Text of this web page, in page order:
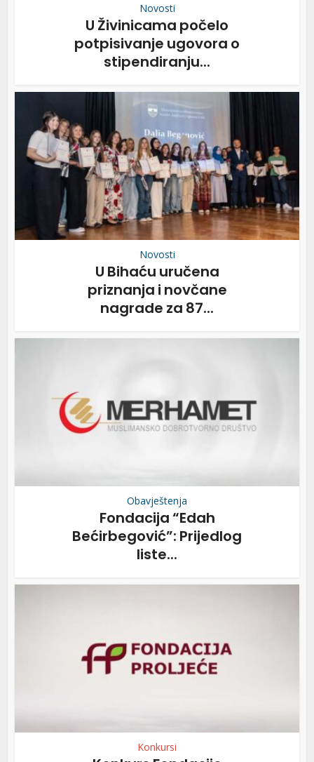
Novosti
U Živinicama počelo
potpisivanje ugovora o
stipendiranju...
Novosti
U Bihaću uručena
priznanja i novčane
nagrade za 87...
Obavještenja
Fondacija “Edah
Bećirbegović”: Prijedlog
liste...
Konkursi